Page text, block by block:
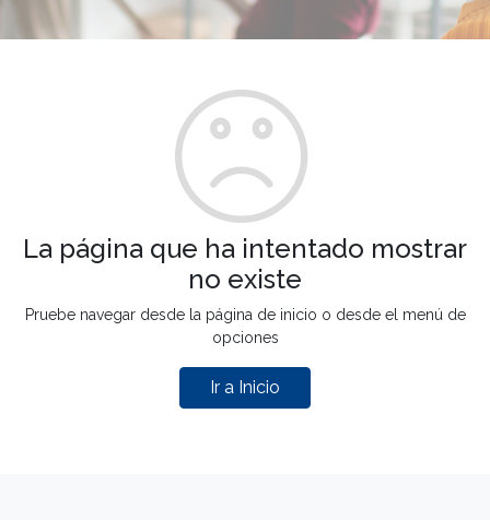
La página que ha intentado mostrar
no existe
Pruebe navegar desde la página de inicio o desde el menú de
opciones
Ir a Inicio